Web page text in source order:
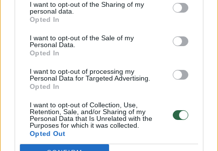
I want to opt-out of the Sharing of my
personal data.
Opted In
I want to opt-out of the Sale of my
Personal Data.
Opted In
I want to opt-out of processing my
Personal Data for Targeted Advertising.
Opted In
I want to opt-out of Collection, Use,
Retention, Sale, and/or Sharing of my
Personal Data that Is Unrelated with the
Purposes for which it was collected.
Opted Out
32 laipsnių šilumos
Žinios | Orai
V. Zalužno pasisakymą laiko bandymu įsitvirtinti
Ukrainos politikoje: jis yra neteisus
Laidos | Nauja diena
00:00:57
Sinoptikai atsakė, kokiais orais užbaigsime darbo
savaitę: karščiai atsitrauks
Žinios | Orai